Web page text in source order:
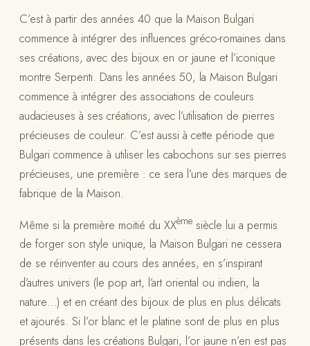
C’est à partir des années 40 que la Maison Bulgari
commence à intégrer des influences gréco-romaines dans
ses créations, avec des bijoux en or jaune et l’iconique
montre Serpenti. Dans les années 50, la Maison Bulgari
commence à intégrer des associations de couleurs
audacieuses à ses créations, avec l’utilisation de pierres
précieuses de couleur. C’est aussi à cette période que
Bulgari commence à utiliser les cabochons sur ses pierres
précieuses, une première : ce sera l’une des marques de
fabrique de la Maison.
Même si la première moitié du XXème siècle lui a permis
de forger son style unique, la Maison Bulgari ne cessera
de se réinventer au cours des années, en s’inspirant
d’autres univers (le pop art, l’art oriental ou indien, la
nature…) et en créant des bijoux de plus en plus délicats
et ajourés. Si l’or blanc et le platine sont de plus en plus
présents dans les créations Bulgari, l’or jaune n’en est pas